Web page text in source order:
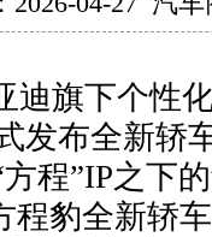
迪旗下个性
发布全新轿
程”IP之下
程豹全新轿